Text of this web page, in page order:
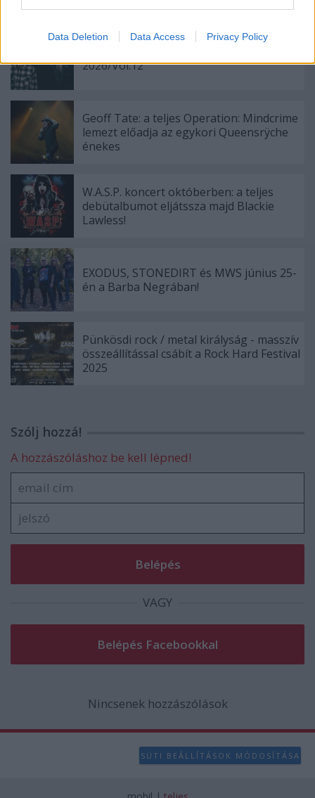
Data Deletion Data Access Privacy Policy
Ajánlott bejegyzések:
2026/Vol.12
Geoff Tate: a teljes Operation: Mindcrime
lemezt előadja az egykori Queensrÿche
énekes
W.A.S.P. koncert októberben: a teljes
debütalbumot eljátssza majd Blackie
Lawless!
EXODUS, STONEDIRT és MWS június 25-
én a Barba Negrában!
Pünkösdi rock / metal királyság - masszív
összeállítással csábít a Rock Hard Festival
2025
Szólj hozzá!
A hozzászóláshoz be kell lépned!
VAGY
Nincsenek hozzászólások
SÜTI BEÁLLÍTÁSOK MÓDOSÍTÁSA